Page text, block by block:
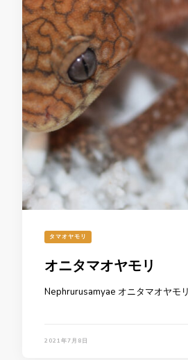
タマオヤモリ
オニタマオヤモリ
Nephrurusamyae オニタマオヤモ
2021年7月8日